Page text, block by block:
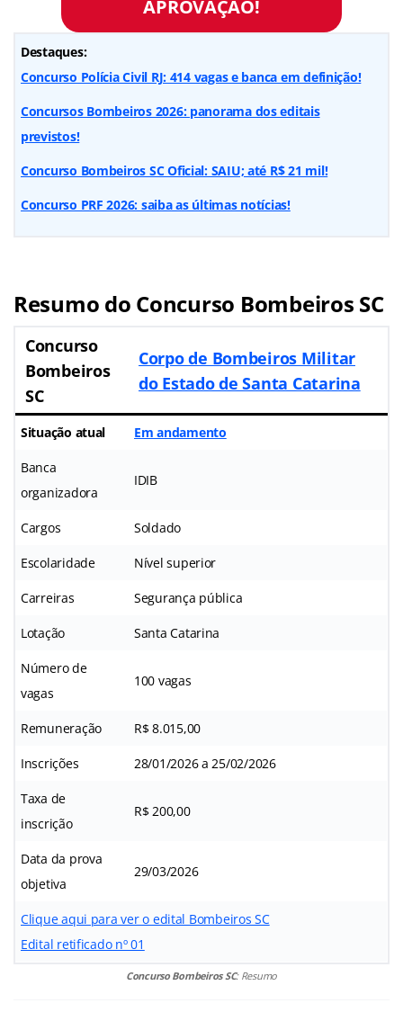
APROVAÇÃO!
Destaques:
Concurso Polícia Civil RJ: 414 vagas e banca em definição!
Concursos Bombeiros 2026: panorama dos editais
previstos!
Concurso Bombeiros SC Oficial: SAIU; até R$ 21 mil!
Concurso PRF 2026: saiba as últimas notícias!
Resumo do Concurso Bombeiros SC
Concurso
Bombeiros
SC
Corpo de Bombeiros Militar
do Estado de Santa Catarina
Situação atual Em andamento
Banca
organizadora
IDIB
Cargos Soldado
Escolaridade Nível superior
Carreiras Segurança pública
Lotação Santa Catarina
Número de
vagas
100 vagas
Remuneração R$ 8.015,00
Inscrições 28/01/2026 a 25/02/2026
Taxa de
inscrição
R$ 200,00
Data da prova
objetiva
29/03/2026
Clique aqui para ver o edital Bombeiros SC
Edital retificado nº 01
Concurso Bombeiros SC: Resumo